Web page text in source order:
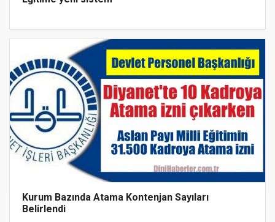
Kurum Bazında Atama Kontenjan Sayıları
Belirlendi